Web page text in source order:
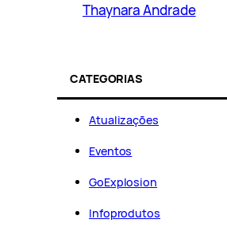
Thaynara Andrade
CATEGORIAS
Atualizações
Eventos
GoExplosion
Infoprodutos